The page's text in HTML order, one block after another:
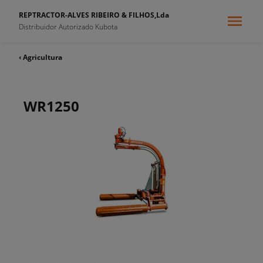
REPTRACTOR-ALVES RIBEIRO & FILHOS,Lda
Distribuidor Autorizado Kubota
‹ Agricultura
WR1250